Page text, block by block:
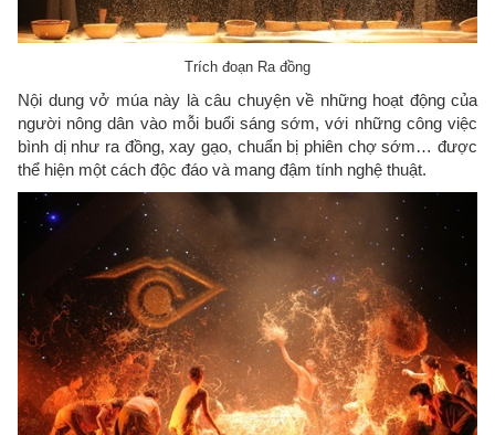
Trích đoạn Ra đồng
Nội dung vở múa này là câu chuyện về những hoạt động của
người nông dân vào mỗi buổi sáng sớm, với những công việc
bình dị như ra đồng, xay gạo, chuẩn bị phiên chợ sớm… được
thể hiện một cách độc đáo và mang đậm tính nghệ thuật.